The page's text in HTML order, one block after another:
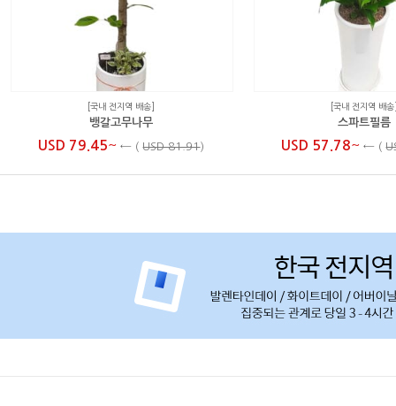
[국내 전지역 배송]
뱅갈고무나무
USD 79.45~ ← (USD 81.91)
[국내 전지역 배
스파트필름
USD 57.78~ ← (